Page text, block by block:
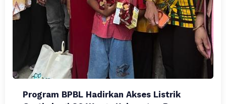
Program BPBL Hadirkan Akses Listrik